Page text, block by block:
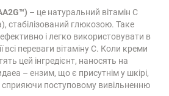
– це натуральний вітамін С
стабілізований глюкозою. Таке
і легко використовувати в
всі переваги вітаміну С. Коли креми
цей інгредієнт, наносять на
– ензим, що є присутнім у шкірі,
сприяючи поступовому вивільненню